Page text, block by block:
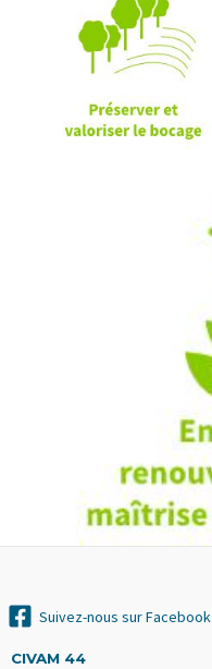
Suivez-nous sur Facebook
CIVAM 44